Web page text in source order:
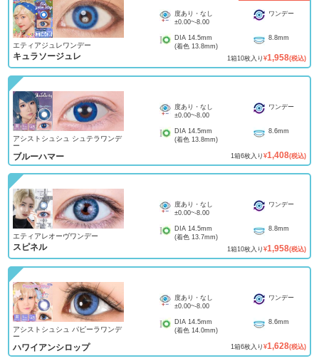
エティアジュレワンデー
キュラソージュレ
度あり・なし
±0.00~-8.00
ワンデー
DIA 14.5mm
(着色 13.8mm)
8.8mm
1箱10枚入り ¥1,958(税込)
アシストシュシュ シュテラワンデ
ー
ブルーハマー
度あり・なし
±0.00~-8.00
ワンデー
DIA 14.5mm
(着色 13.8mm)
8.6mm
1箱6枚入り ¥1,408(税込)
エティアレオーヴワンデー
スピネル
度あり・なし
±0.00~-8.00
ワンデー
DIA 14.5mm
(着色 13.7mm)
8.8mm
1箱10枚入り ¥1,958(税込)
アシストシュシュ パピーラワンデ
ー
ハワイアンシロップ
度あり・なし
±0.00~-8.00
ワンデー
DIA 14.5mm
(着色 14.0mm)
8.6mm
1箱6枚入り ¥1,628(税込)